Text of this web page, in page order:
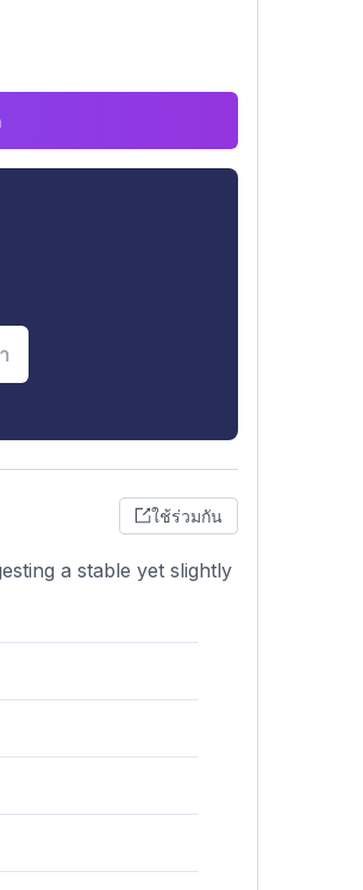
ใช้ร่วมกัน
a stable yet slightly